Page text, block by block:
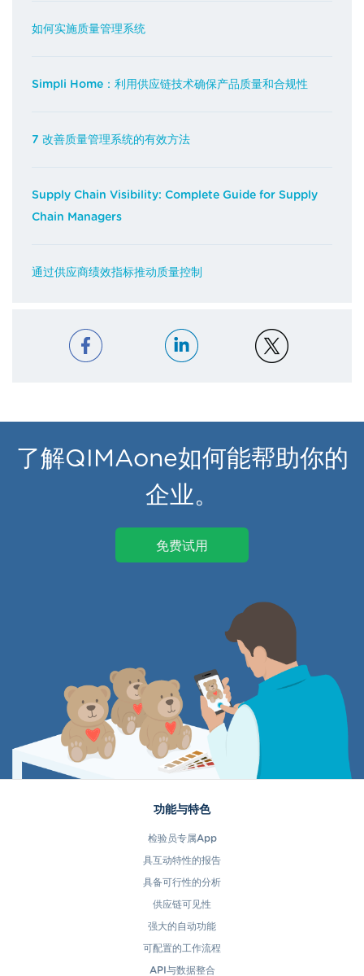
如何实施质量管理系统
Simpli Home：利用供应链技术确保产品质量和合规性
7 改善质量管理系统的有效方法
Supply Chain Visibility: Complete Guide for Supply
Chain Managers
通过供应商绩效指标推动质量控制
了解QIMAone如何能帮助你的
企业。
免费试用
功能与特色
检验员专属App
具互动特性的报告
具备可行性的分析
供应链可见性
强大的自动功能
可配置的工作流程
API与数据整合